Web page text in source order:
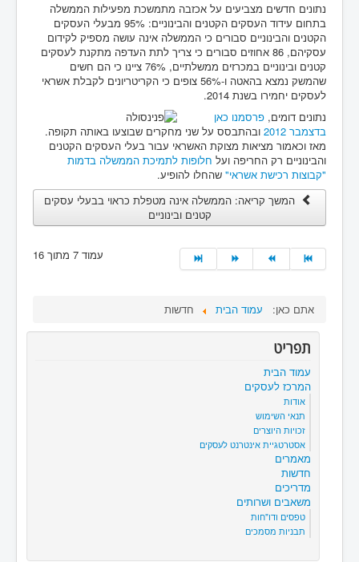
נתונים חדשים מצביעים על אכזבה מתמשכת מפעילות הממשלה
בתחום עידוד העסקים הקטנים והבינוניים: 95% מבעלי העסקים
הקטנים והבינוניים סבורים כי הממשלה אינה עושה מספיק לקידום
עסקיהם, 86 אחוזים סבורים כי צריך לתת העדפה מתקנת לעסקים
קטנים ובינוניים במכרזים ממשלתיים, 76% ציינו כי הם חשים
שהמשק נמצא בהאטה ו-56% צופים כי הקריטריונים לקבלת אשראי
לעסקים יחמירו בשנת 2014.
נתונים דומים, פרסמנו כאן
בדצמבר 2012
ובהתבסס על שני מחקרים שבוצעו באותה תקופה.
מאז וכאמור מציאות מצוקת האשראי עבור בעלי העסקים הקטנים
והבינוניים רק החריפה ועל חלופות לתמיכת הממשלה בדמות
"קבוצות רכישת אשראי" שהחלו להופיע.
המשך קריאה: הממשלה אינה מטפלת כראוי בבעלי עסקים
קטנים ובינוניים
עמוד 7 מתוך 16
אתם כאן: עמוד הבית חדשות
תפריט
עמוד הבית
המרכז לעסקים
אודות
תנאי השימוש
זכויות היוצרים
אסטרטגיית אינטרנט לעסקים
מאמרים
חדשות
מדריכים
משאבים ושרותים
טפסים ודו"חות
תבניות מסמכים